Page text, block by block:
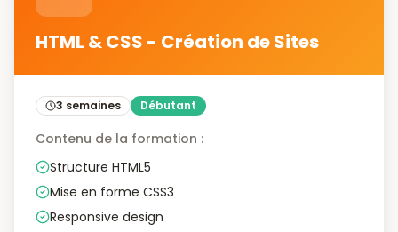
HTML & CSS - Création de Sites
3 semaines Débutant
Contenu de la formation :
Structure HTML5
Mise en forme CSS3
Responsive design